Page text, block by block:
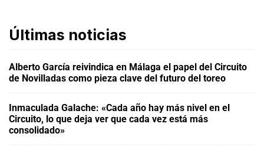
Últimas noticias
Alberto García reivindica en Málaga el papel del Circuito
de Novilladas como pieza clave del futuro del toreo
Inmaculada Galache: «Cada año hay más nivel en el
Circuito, lo que deja ver que cada vez está más
consolidado»